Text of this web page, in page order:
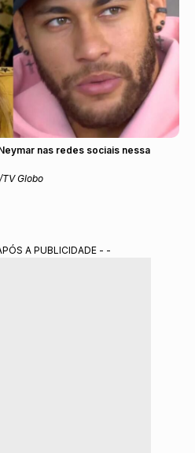
nas redes sociais nessa
Globo
A PUBLICIDADE - -